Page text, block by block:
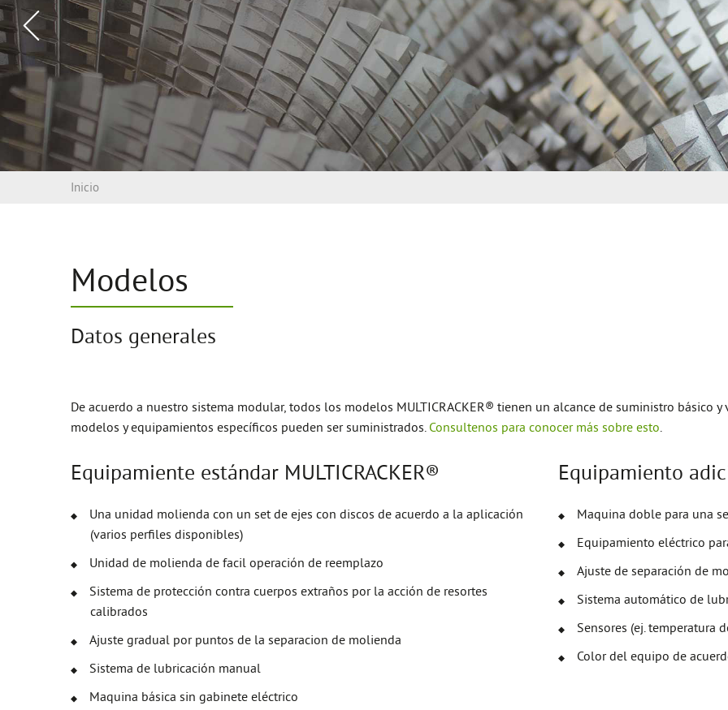
Vorheriges
Slide
Inicio
Modelos
Datos generales
De acuerdo a nuestro sistema modular, todos los modelos MULTICRACKER® tienen un alcance de suministro básico
modelos y equipamientos específicos pueden ser suministrados. Consultenos para conocer más sobre esto.
Equipamiente estándar MULTICRACKER®
Una unidad molienda con un set de ejes con discos de acuerdo a la aplicación
(varios perfiles disponibles)
Unidad de molienda de facil operación de reemplazo
Sistema de protección contra cuerpos extraños por la acción de resortes
calibrados
Ajuste gradual por puntos de la separacion de molienda
Sistema de lubricación manual
Maquina básica sin gabinete eléctrico
Equipamiento
Maquina doble para una
Equipamiento eléctrico
Ajuste de separación de
Sistema automático de
Sensores (ej. temperatura
Color del equipo de